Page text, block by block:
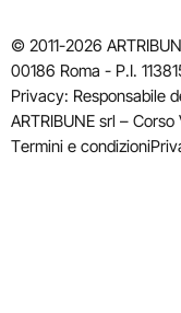
© 2011-2026
00186 Roma - P.I.
Privacy: Responsabile
ARTRIBUNE srl –
Termini e condizioni